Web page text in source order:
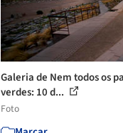
Galeria de Nem todos os
verdes: 10 d...
Foto